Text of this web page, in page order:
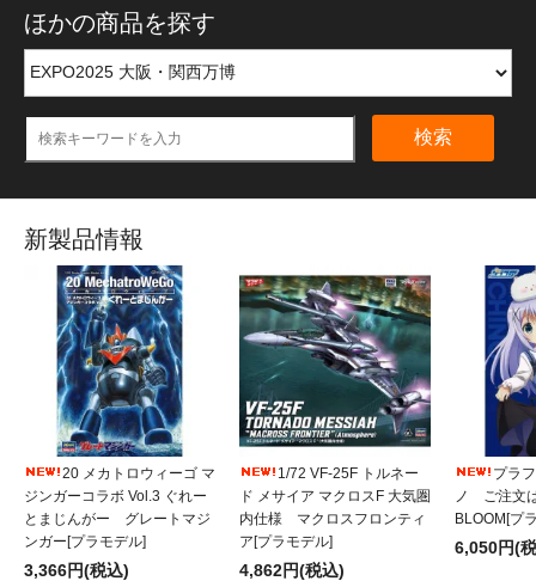
ほかの商品を探す
検索
新製品情報
20 メカトロウィーゴ マ
ジンガーコラボ Vol.3 ぐれー
とまじんがー グレートマジ
ンガー[プラモデル]
3,366円(税込)
1/72 VF-25F トルネー
ド メサイア マクロスF 大気圏
内仕様 マクロスフロンティ
ア[プラモデル]
4,862円(税込)
プラ
ノ ご注文
BLOOM[プ
6,050円(